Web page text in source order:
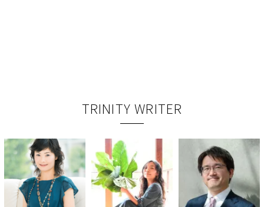
TRINITY WRITER